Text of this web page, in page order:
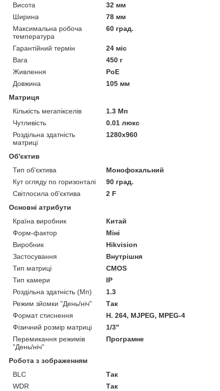
Висота
32 мм
Ширина
78 мм
Максимальна робоча
температура
60 град.
Гарантійний термін
24 міс
Вага
450 г
Живлення
PoE
Довжина
105 мм
Матриця
Кількість мегапікселів
1.3 Мп
Чутливість
0.01 люкс
Роздільна здатність
матриці
1280x960
Об'єктив
Тип об'єктива
Монофокальний
Кут огляду по горизонталі
90 град.
Світлосила об'єктива
2 F
Основні атрибути
Країна виробник
Китай
Форм-фактор
Міні
Виробник
Hikvision
Застосування
Внутрішня
Тип матриці
CMOS
Тип камери
IP
Роздільна здатність (Мп)
1.3
Режим зйомки "День/ніч"
Так
Формат стиснення
H. 264, MJPEG, MPEG-4
Фізичний розмір матриці
1/3"
Перемикання режимів
"День/ніч"
Програмне
Робота з зображенням
BLC
Так
WDR
Так